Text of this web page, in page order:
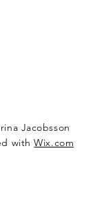
Jacobsson
withWix.com